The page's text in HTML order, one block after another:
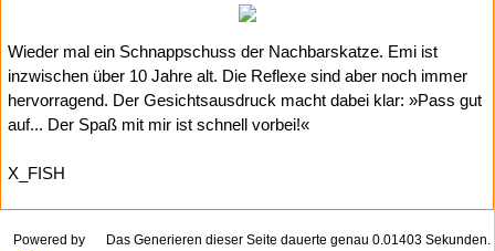
Wieder mal ein Schnappschuss der Nachbarskatze. Emi ist
inzwischen über 10 Jahre alt. Die Reflexe sind aber noch immer
hervorragend. Der Gesichtsausdruck macht dabei klar: »Pass gut
auf... Der Spaß mit mir ist schnell vorbei!«
X_FISH
Das Generieren dieser Seite dauerte genau 0.01403 Sekunden.
Powered by